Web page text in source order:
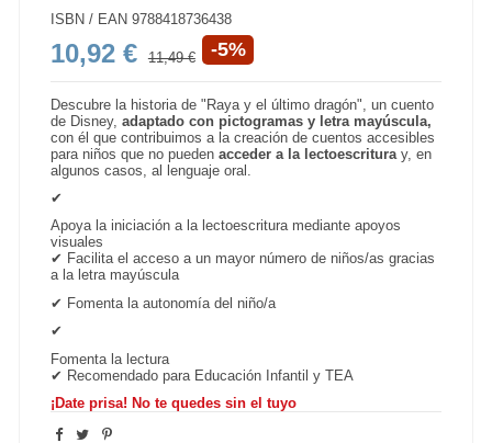
ISBN / EAN 9788418736438
10,92 € 11,49 € -5%
Descubre la historia de "Raya y el último dragón", un cuento
de Disney,adaptado con pictogramas y letra mayúscula,
con él que contribuimos a la creación de cuentos accesibles
para niños que no puedenacceder a la lectoescritura y, en
algunos casos, al lenguaje oral.
✔
Apoya la iniciación a la lectoescritura mediante apoyos
visuales
✔ Facilita el acceso a un mayor número de niños/as gracias
a la letra mayúscula
✔ Fomenta la autonomía del niño/a
✔
Fomenta la lectura
✔ Recomendado para Educación Infantil y TEA
¡Date prisa! No te quedes sin el tuyo